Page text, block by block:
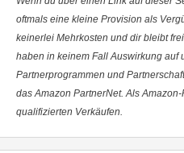
oftmals eine kleine Provision als
keinerlei Mehrkosten und dir bleibt
haben in keinem Fall Auswirkung auf
Partnerprogrammen und
das Amazon PartnerNet. Als
qualifizierten Verkäufen.